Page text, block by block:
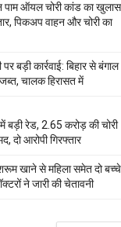
पाम ऑयल चोरी कांड का
पिकअप वाहन और चोरी का
बड़ी कार्रवाई: बिहार से बंगाल
चालक हिरासत में
बड़ी रेड, 2.65 करोड़ की चोरी
दो आरोपी गिरफ्तार
खाने से महिला समेत दो बच्चे
ने जारी की चेतावनी